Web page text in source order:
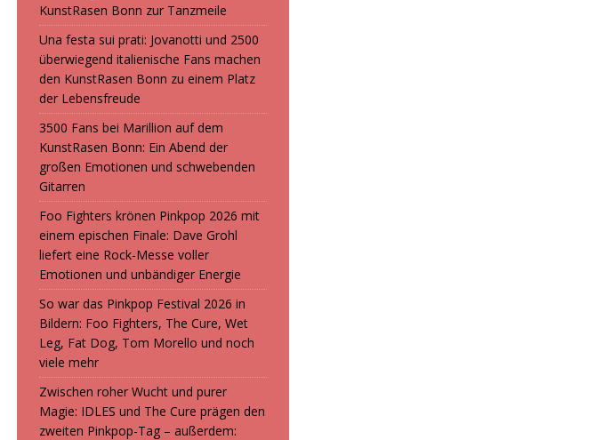
KunstRasen Bonn zur Tanzmeile
Una festa sui prati: Jovanotti und 2500
überwiegend italienische Fans machen
den KunstRasen Bonn zu einem Platz
der Lebensfreude
3500 Fans bei Marillion auf dem
KunstRasen Bonn: Ein Abend der
großen Emotionen und schwebenden
Gitarren
Foo Fighters krönen Pinkpop 2026 mit
einem epischen Finale: Dave Grohl
liefert eine Rock-Messe voller
Emotionen und unbändiger Energie
So war das Pinkpop Festival 2026 in
Bildern: Foo Fighters, The Cure, Wet
Leg, Fat Dog, Tom Morello und noch
viele mehr
Zwischen roher Wucht und purer
Magie: IDLES und The Cure prägen den
zweiten Pinkpop-Tag – außerdem: